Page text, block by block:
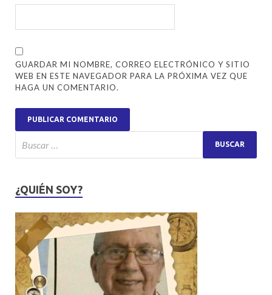
GUARDAR MI NOMBRE, CORREO ELECTRÓNICO Y SITIO
WEB EN ESTE NAVEGADOR PARA LA PRÓXIMA VEZ QUE
HAGA UN COMENTARIO.
¿QUIÉN SOY?